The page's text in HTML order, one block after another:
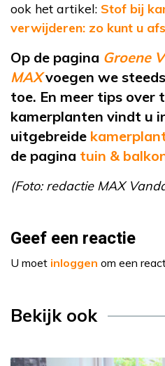
ook het artikel: Stof bij
verwijderen: zo kunt u
Op de pagina Groene
MAXvoegen we
toe. En meer tips over
kamerplanten vindt u
uitgebreide
de pagina tuin &
(Foto: redactie MAX
Geef een reactie
U moet inloggen om een
Bekijk ook